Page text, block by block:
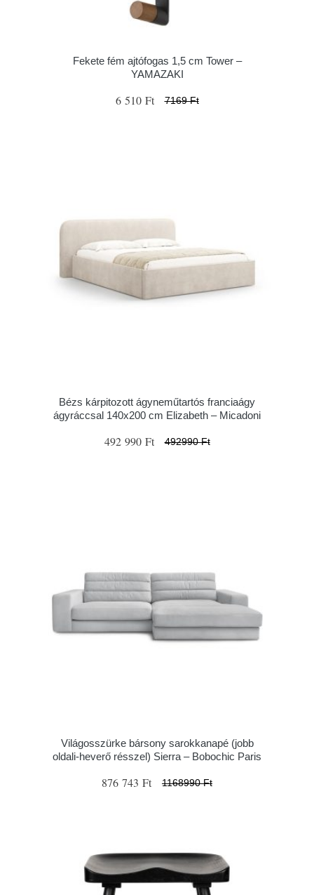
Fekete fém ajtófogas 1,5 cm Tower –
YAMAZAKI
6 510 Ft 7169 Ft
Bézs kárpitozott ágyneműtartós franciaágy
ágyráccsal 140x200 cm Elizabeth – Micadoni
492 990 Ft 492990 Ft
Világosszürke bársony sarokkanapé (jobb
oldali-heverő résszel) Sierra – Bobochic Paris
876 743 Ft 1168990 Ft